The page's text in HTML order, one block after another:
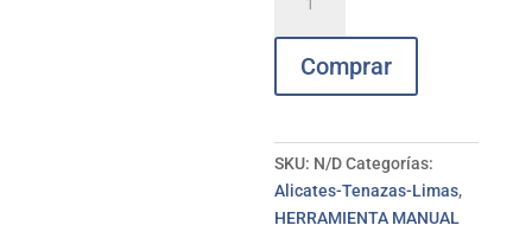
p/sierras
triangular
delgada
PFERD
Comprar
SKU: N/DCategorías:
Alicates-Tenazas-Limas,
HERRAMIENTA MANUAL